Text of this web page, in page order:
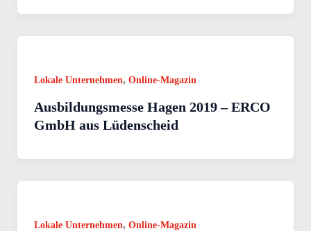
Lokale Unternehmen, Online-Magazin
Ausbildungsmesse Hagen 2019 – ERCO
GmbH aus Lüdenscheid
Lokale Unternehmen, Online-Magazin